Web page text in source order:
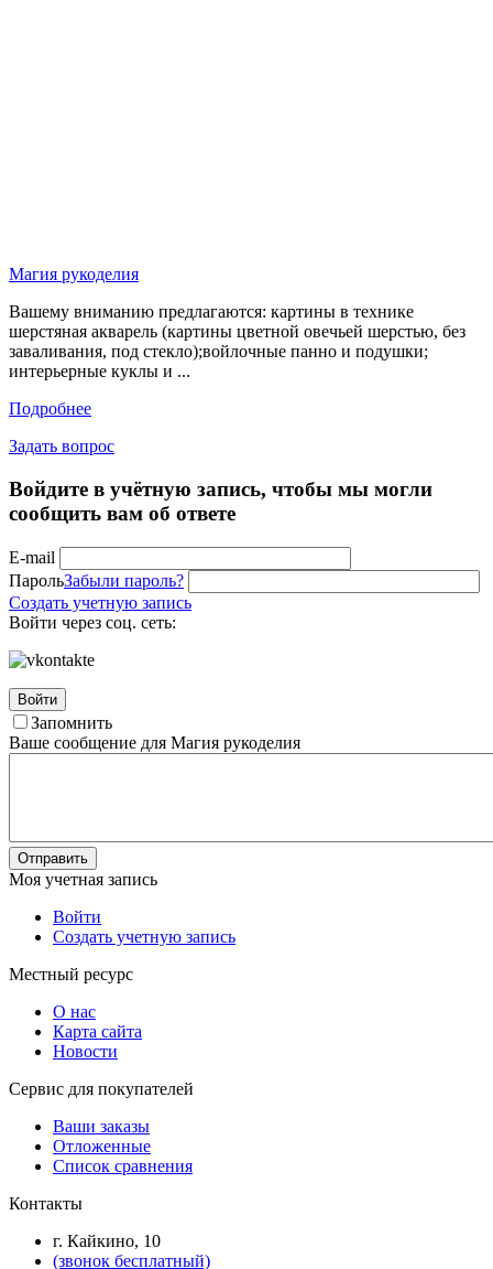
Магия рукоделия
Вашему вниманию предлагаются: картины в технике
шерстяная акварель (картины цветной овечьей шерстью, без
заваливания, под стекло);войлочные панно и подушки;
интерьерные куклы и ...
Подробнее
Задать вопрос
Войдите в учётную запись, чтобы мы могли
сообщить вам об ответе
E-mail
ПарольЗабыли пароль?
Создать учетную запись
Войти через соц. сеть:
Войти
Запомнить
Ваше сообщение для Магия рукоделия
Отправить
Моя учетная запись
Войти
Создать учетную запись
Местный ресурс
О нас
Карта сайта
Новости
Сервис для покупателей
Ваши заказы
Отложенные
Список сравнения
Контакты
г. Кайкино, 10
(звонок бесплатный)